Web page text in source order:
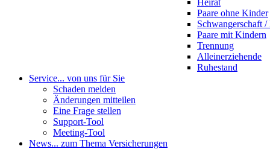
Heirat
Paare ohne Kinder
Schwangerschaft
Paare mit Kindern
Trennung
Alleinerziehende
Ruhestand
Service... von uns für Sie
Schaden melden
Änderungen mitteilen
Eine Frage stellen
Support-Tool
Meeting-Tool
News... zum Thema Versicherungen